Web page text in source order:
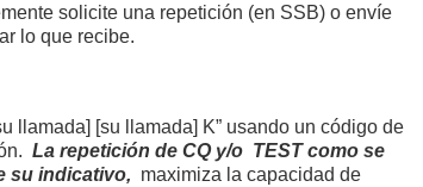
solicite una repetición (en SSB) o envíe
lo que recibe.
llamada] [su llamada] K” usando un código de
La repetición de CQ y/o TEST como se
su indicativo, maximiza la capacidad de